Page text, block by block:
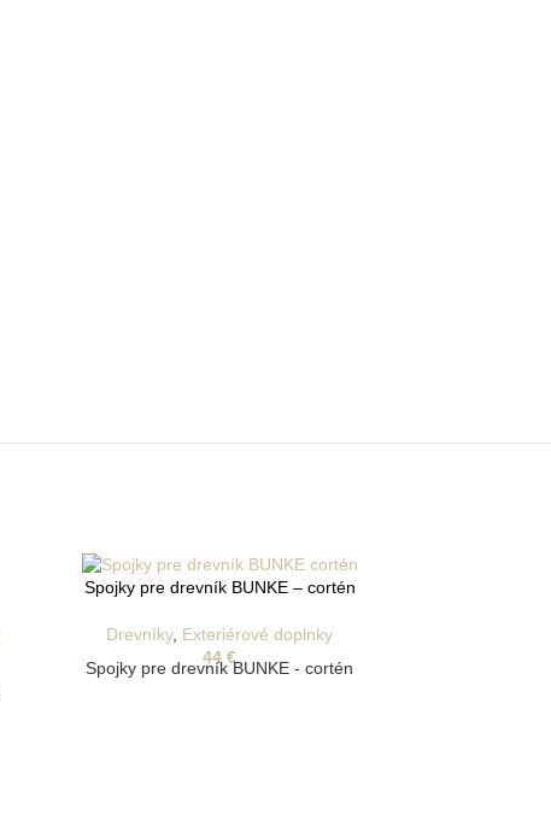
Spojky pre drevník BUNKE – cortén
Drevníky, Exteriérové doplnky
44€
Spojky pre drevník BUNKE - cortén